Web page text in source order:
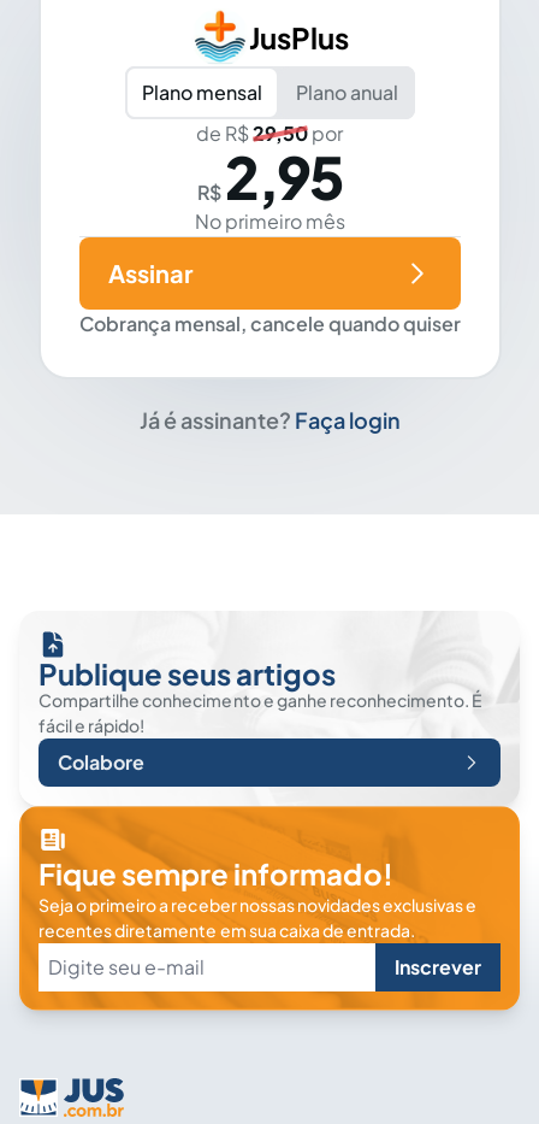
JusPlus
Plano mensal
Plano anual
de R$29,50por
R$ 2,95
No primeiro mês
Cobrança mensal, cancele quando quiser
Assinar
Já é assinante? Faça login
Publique seus artigos
Compartilhe conhecimento e ganhe reconhecimento. É
fácil e rápido!
Colabore
Fique sempre informado!
Seja o primeiro a receber nossas novidades exclusivas e
recentes diretamente em sua caixa de entrada.
Inscrever